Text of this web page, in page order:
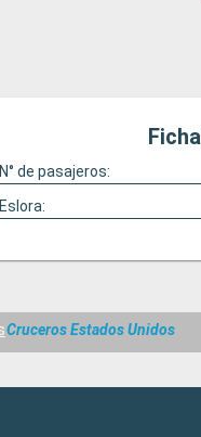
N° de pasajeros:
Eslora:
Cruceros Estados Unidos